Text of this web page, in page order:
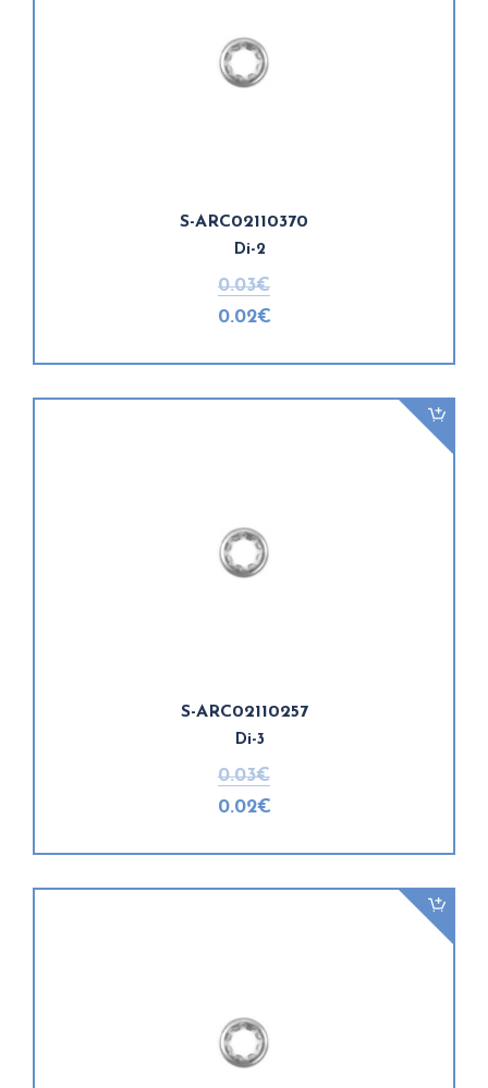
S-ARC02110370
Di-2
0.03€
0.02€
S-ARC02110257
Di-3
0.03€
0.02€